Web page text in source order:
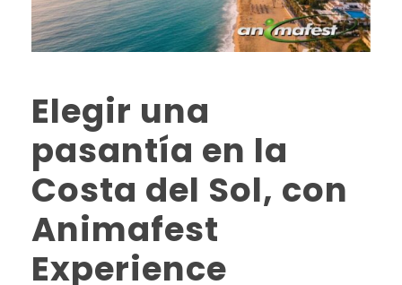
Elegir una
pasantía en la
Costa del Sol, con
Animafest
Experience